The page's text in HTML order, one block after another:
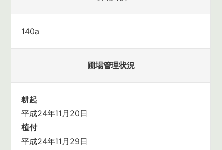
140a
圃場管理状況
耕起
平成24年11月20日
植付
平成24年11月29日